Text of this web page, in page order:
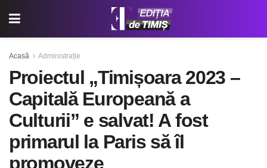
Acasă Administrație
Proiectul „Timișoara 2023 –
Capitală Europeană a
Culturii” e salvat! A fost
primarul la Paris să îl
promoveze